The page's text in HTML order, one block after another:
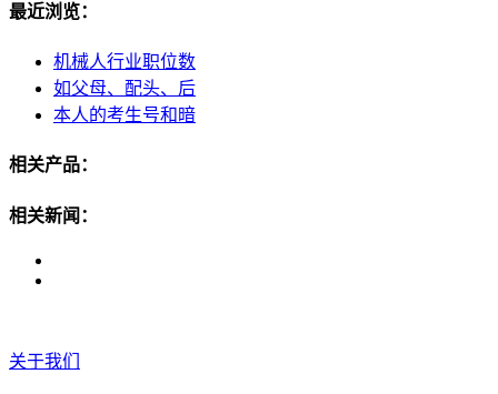
最近浏览：
机械人行业职位数
如父母、配头、后
本人的考生号和暗
相关产品：
相关新闻：
关于我们